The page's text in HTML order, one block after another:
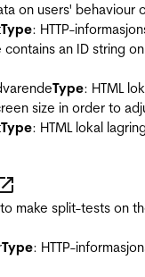
on users'
Type: HTTP-
contains an ID string
Type: HTML
size in order to
Type: HTML lokal lagring
make split-tests on
Type: HTTP-